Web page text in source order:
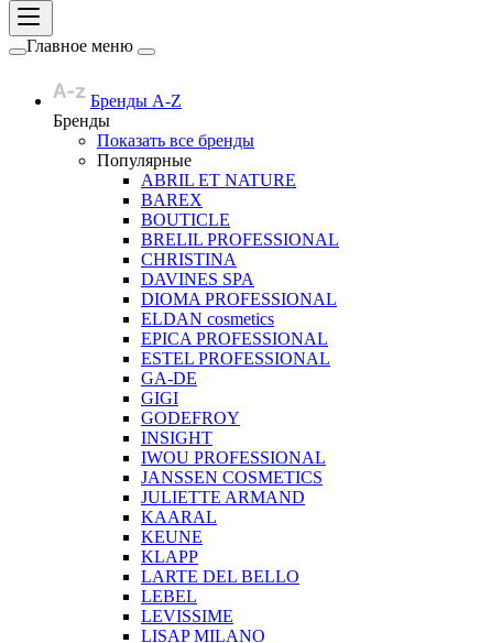
Главное меню
Бренды A-Z
Бренды
Показать все бренды
Популярные
ABRIL ET NATURE
BAREX
BOUTICLE
BRELIL PROFESSIONAL
CHRISTINA
DAVINES SPA
DIOMA PROFESSIONAL
ELDAN cosmetics
EPICA PROFESSIONAL
ESTEL PROFESSIONAL
GA-DE
GIGI
GODEFROY
INSIGHT
IWOU PROFESSIONAL
JANSSEN COSMETICS
JULIETTE ARMAND
KAARAL
KEUNE
KLAPP
LARTE DEL BELLO
LEBEL
LEVISSIME
LISAP MILANO